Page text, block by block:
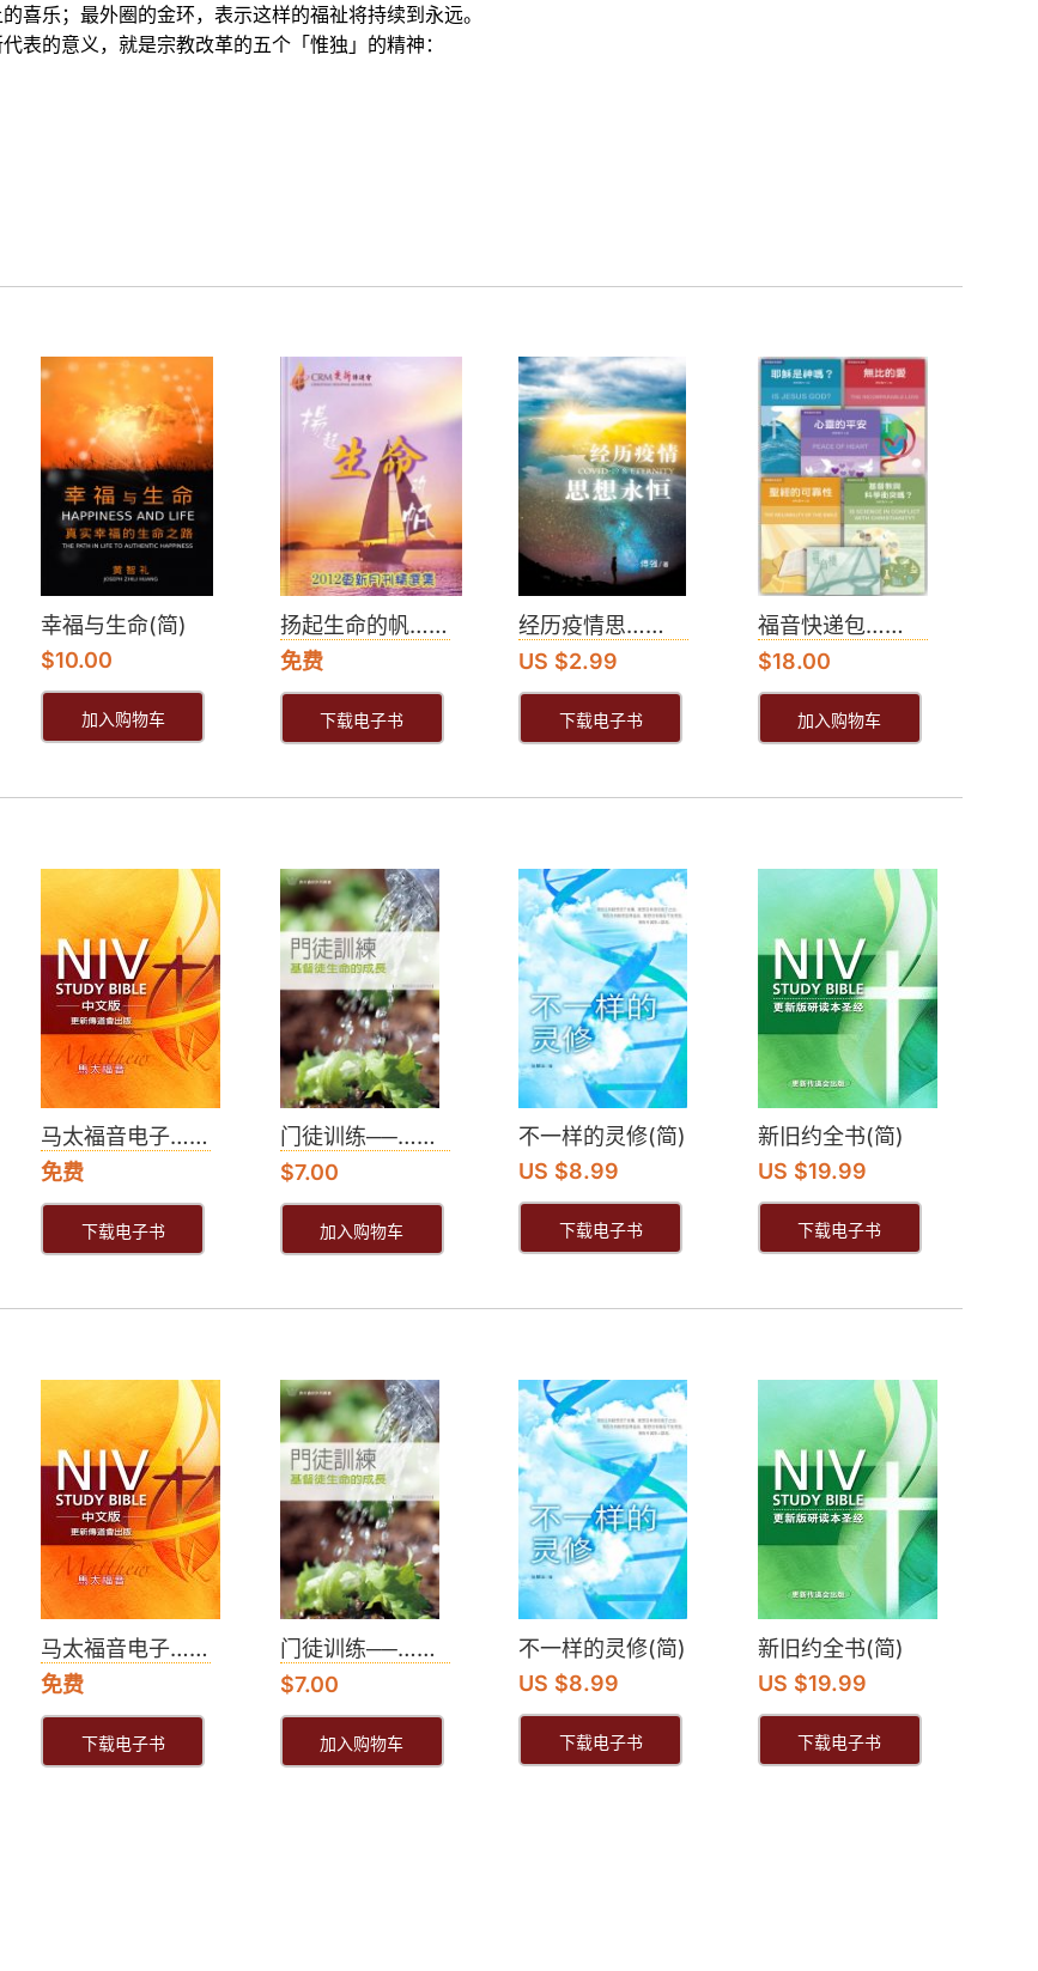
喜乐；最外圈的金环，表示这样的福祉将持续到永远。
表的意义，就是宗教改革的五个「惟独」的精神：
幸福与生命(简)
$10.00
加入购物车
扬起生命的帆……
免费
下载电子书
经历疫情思……
US $2.99
下载电子书
福音快递包……
$18.00
加入购物车
马太福音电子……
免费
下载电子书
门徒训练──……
$7.00
加入购物车
不一样的灵修(简)
US $8.99
下载电子书
新旧约全书(简)
US $19.99
下载电子书
马太福音电子……
免费
下载电子书
门徒训练──……
$7.00
加入购物车
不一样的灵修(简)
US $8.99
下载电子书
新旧约全书(简)
US $19.99
下载电子书